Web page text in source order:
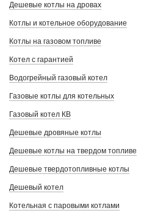
Дешевые котлы на дровах
Котлы и котельное оборудование
Котлы на газовом топливе
Котел с гарантией
Водогрейный газовый котел
Газовые котлы для котельных
Газовый котел КВ
Дешевые дровяные котлы
Дешевые котлы на твердом топливе
Дешевые твердотопливные котлы
Дешевый котел
Котельная с паровыми котлами